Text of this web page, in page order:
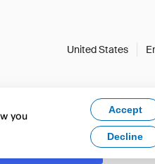
United States
you
Accept
Decline